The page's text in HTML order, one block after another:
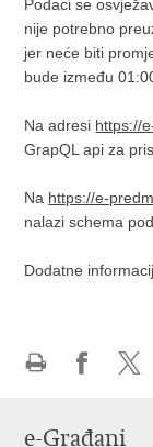
Podaci se
nije potrebno
jer neće biti
bude između
Na adresi https://
GrapQL api za
Na https://e-
nalazi schema
Dodatne
Facebooku
e-Građani